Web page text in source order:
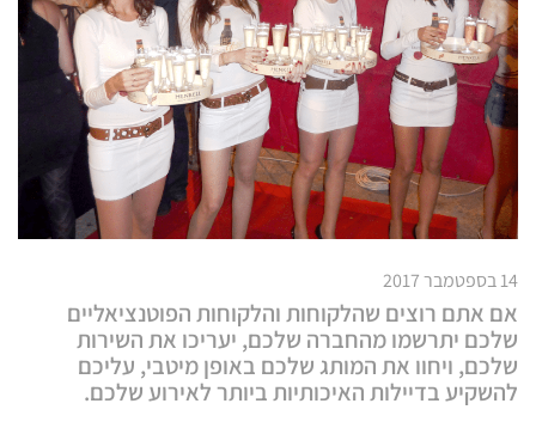
14 בספטמבר 2017
אם אתם רוצים שהלקוחות והלקוחות הפוטנציאליים
שלכם יתרשמו מהחברה שלכם, יעריכו את השירות
שלכם, ויחוו את המותג שלכם באופן מיטבי, עליכם
להשקיע בדיילות האיכותיות ביותר לאירוע שלכם.